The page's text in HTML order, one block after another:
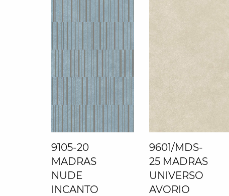
9105-20
MADRAS
NUDE
INCANTO
9601/MDS-
25 MADRAS
UNIVERSO
AVORIO